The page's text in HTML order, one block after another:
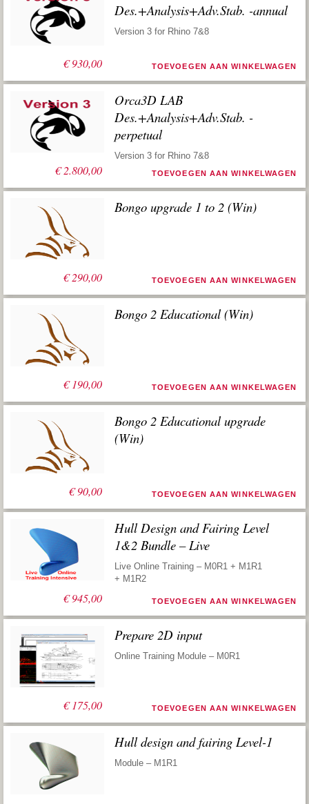
€930,00
Des.+Analysis+Adv.Stab. -annual
Version 3 for Rhino 7&8
TOEVOEGEN AAN WINKELWAGEN
€2.800,00
Orca3D LAB
Des.+Analysis+Adv.Stab. -
perpetual
Version 3 for Rhino 7&8
TOEVOEGEN AAN WINKELWAGEN
€290,00
Bongo upgrade 1 to 2 (Win)
TOEVOEGEN AAN WINKELWAGEN
€190,00
Bongo 2 Educational (Win)
TOEVOEGEN AAN WINKELWAGEN
€90,00
Bongo 2 Educational upgrade
(Win)
TOEVOEGEN AAN WINKELWAGEN
€945,00
Hull Design and Fairing Level
1&2 Bundle – Live
Live Online Training – M0R1 + M1R1
+ M1R2
TOEVOEGEN AAN WINKELWAGEN
€175,00
Prepare 2D input
Online Training Module – M0R1
TOEVOEGEN AAN WINKELWAGEN
Hull design and fairing Level-1
Module – M1R1